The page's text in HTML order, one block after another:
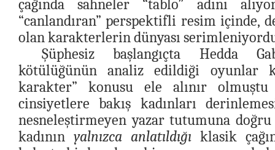
çağında sahneler “tablo” adını
“canlandıran” perspektifli resim içinde,
olan karakterlerin dünyası
Şüphesiz başlangıçta Hedda
kötülüğünün analiz edildiği oyunlar
karakter” konusu ele alınır
cinsiyetlere bakış kadınları
nesneleştirmeyen yazar tutumuna
kadınınyalnızca anlatıldığı klasik